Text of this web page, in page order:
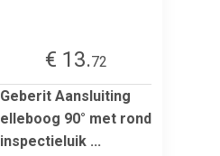
€ 13.72
Geberit Aansluiting
elleboog 90° met rond
inspectieluik ...